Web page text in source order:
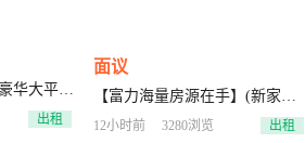
华大平层
类房源都
出租
面议
【富力海量房源在手】(新家具
220起) ，单间/一房/两房/三房，
12小时前 3280浏览 出租